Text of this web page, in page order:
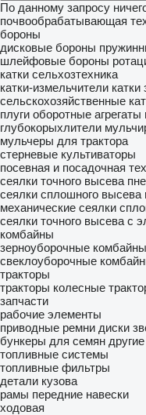
По данному запросу
почвообрабатывающая
бороны
дисковые бороны
шлейфовые бороны
катки сельхозтехника
катки-измельчители катки
сельскохозяйственные
плуги оборотные
глубокорыхлители
мульчеры для трактора
стерневые культиваторы
посевная и посадочная
сеялки точного высева
сеялки сплошного высева
механические сеялки
сеялки точного высева с
комбайны
зерноуборочные комбайны
свеклоуборочные
тракторы
тракторы колесные
запчасти
рабочие элементы
приводные ремни диски
бункеры для семян
топливные системы
топливные фильтры
детали кузова
рамы передние навески
ходовая